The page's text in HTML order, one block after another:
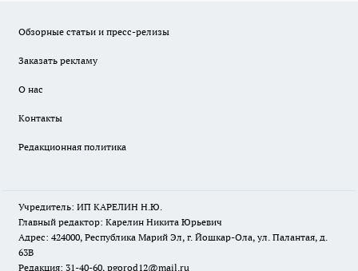
Обзорные статьи и пресс-релизы
Заказать рекламу
О нас
Контакты
Редакционная политика
Учредитель: ИП КАРЕЛИН Н.Ю.
Главный редактор: Карелин Никита Юрьевич
Адрес: 424000, Республика Марий Эл, г. Йошкар-Ола, ул. Палантая, д.
63В
Редакция: 31-40-60, pgorod12@mail.ru